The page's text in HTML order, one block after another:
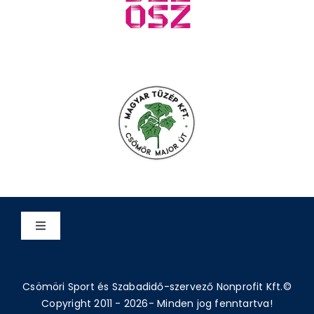
Toggle
Impresszum
Csömöri Sport és Szabadidő-szervező Nonprofit Kft.©
Copyright 2011 - 2026- Minden jog fenntartva!